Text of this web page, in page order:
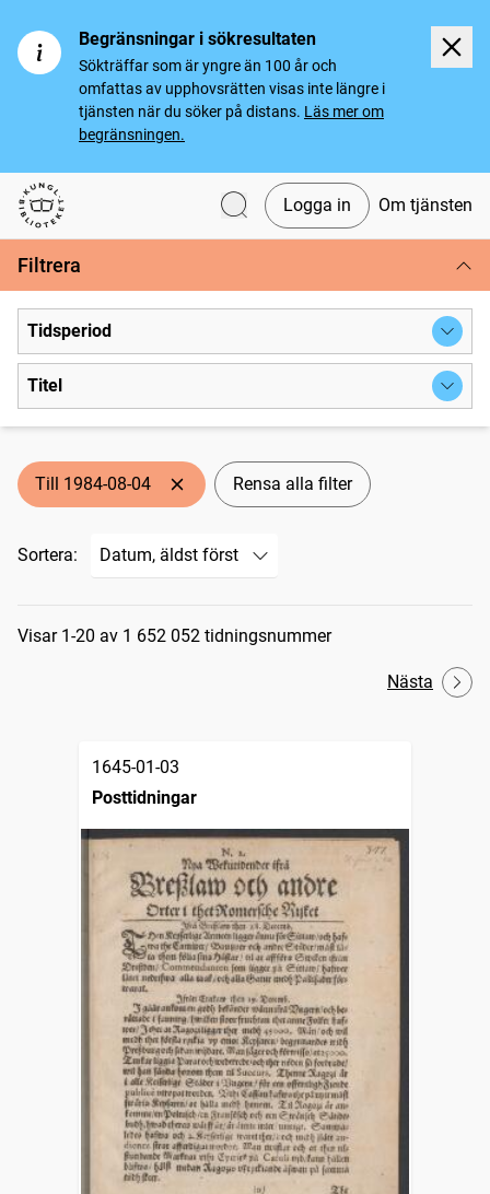
Begränsningar i sökresultaten
Sökträffar som är yngre än 100 år och
omfattas av upphovsrätten visas inte längre i
tjänsten när du söker på distans. Läs mer om
begränsningen.
Svenska tidningar
Logga in Om tjänsten
Filtrera
Tidsperiod
Titel
Till 1984-08-04 Rensa alla filter
Sortera:
Sökresultat
Visar 1-20 av 1 652 052 tidningsnummer
Nästa
1645-01-03
Posttidningar